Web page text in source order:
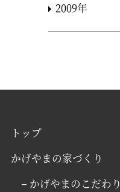
2009年
トップ
かげやまの家づくり
− かげやまのこだわり